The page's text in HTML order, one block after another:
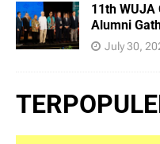
11th WUJA
Alumni
July 30,